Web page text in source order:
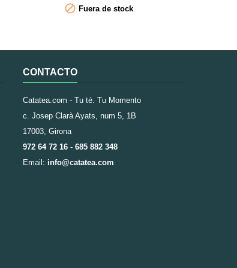
corazón. Este blend de rooibos con Jengibre y
 Fuera de stock
CONTACTO
Catatea.com - Tu té. Tu Momento
c. Josep Clarà Ayats, num 5, 1B
17003, Girona
972 64 72 16 - 685 882 348
Email: info@catatea.com